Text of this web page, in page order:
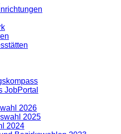
JobPortal
2026
2025
2024